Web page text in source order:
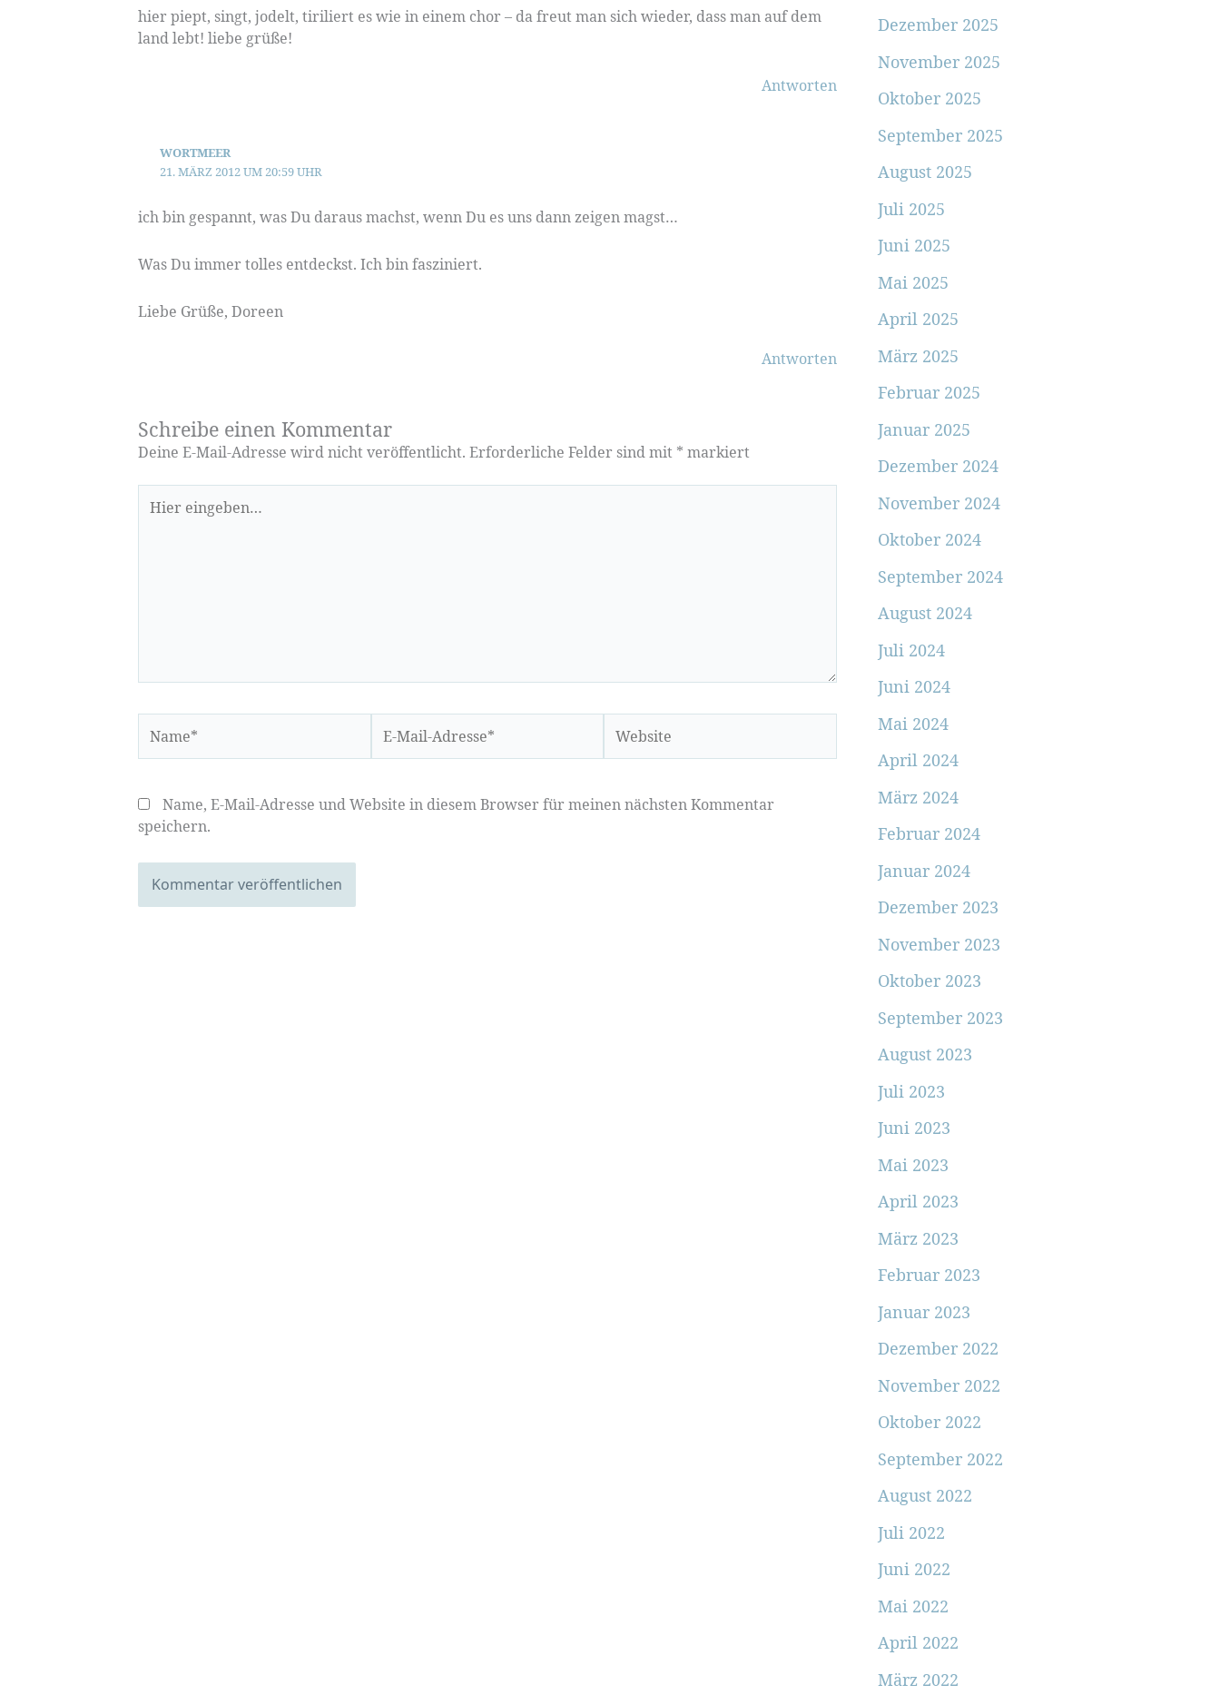
hier piept, singt, jodelt, tiriliert es wie in einem chor – da freut man sich wieder, dass man auf dem
land lebt! liebe grüße!
Antworten
WORTMEER
21. MÄRZ 2012 UM 20:59 UHR
ich bin gespannt, was Du daraus machst, wenn Du es uns dann zeigen magst…
Was Du immer tolles entdeckst. Ich bin fasziniert.
Liebe Grüße, Doreen
Antworten
Schreibe einen Kommentar
Deine E-Mail-Adresse wird nicht veröffentlicht. Erforderliche Felder sind mit * markiert
eingeben…
Mail-
Name, E-Mail-Adresse und Website in diesem Browser für meinen nächsten Kommentar
speichern.
Dezember 2025
November 2025
Oktober 2025
September 2025
August 2025
Juli 2025
Juni 2025
Mai 2025
April 2025
März 2025
Februar 2025
Januar 2025
Dezember 2024
November 2024
Oktober 2024
September 2024
August 2024
Juli 2024
Juni 2024
Mai 2024
April 2024
März 2024
Februar 2024
Januar 2024
Dezember 2023
November 2023
Oktober 2023
September 2023
August 2023
Juli 2023
Juni 2023
Mai 2023
April 2023
März 2023
Februar 2023
Januar 2023
Dezember 2022
November 2022
Oktober 2022
September 2022
August 2022
Juli 2022
Juni 2022
Mai 2022
April 2022
März 2022